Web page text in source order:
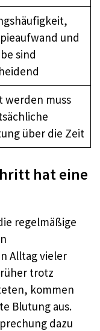
und
sind
werden muss
über die Zeit
hat eine
regelmäßige
Alltag vieler
trotz
kommen
Blutung aus.
dazu